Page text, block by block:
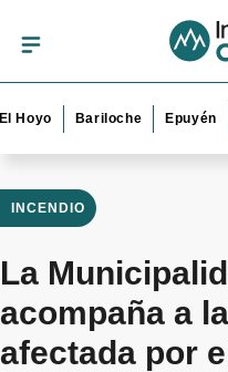
Bariloche Epuyén
INCENDIO
La
acompaña a
afectada por